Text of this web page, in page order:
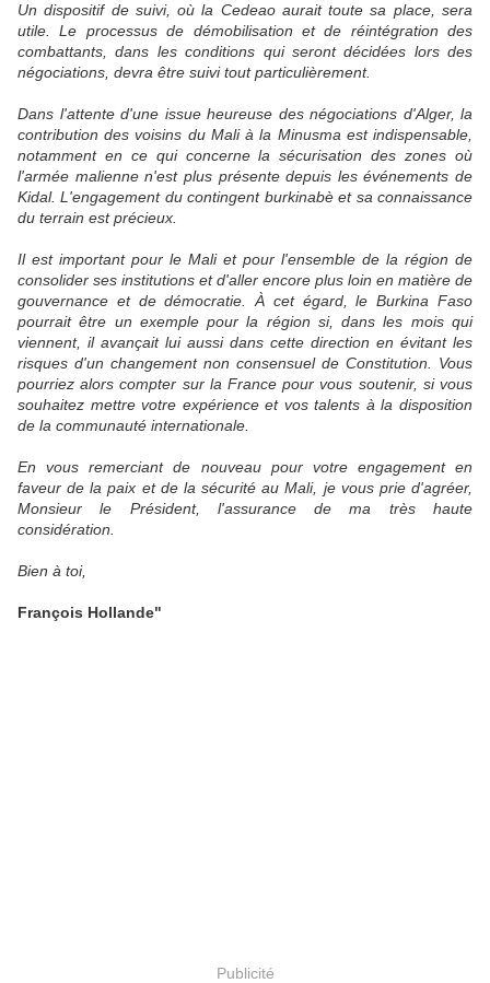
Un dispositif de suivi, où la Cedeao aurait toute sa place, sera
utile. Le processus de démobilisation et de réintégration des
combattants, dans les conditions qui seront décidées lors des
négociations, devra être suivi tout particulièrement.
Dans l'attente d'une issue heureuse des négociations d'Alger, la
contribution des voisins du Mali à la Minusma est indispensable,
notamment en ce qui concerne la sécurisation des zones où
l'armée malienne n'est plus présente depuis les événements de
Kidal. L'engagement du contingent burkinabè et sa connaissance
du terrain est précieux.
Il est important pour le Mali et pour l'ensemble de la région de
consolider ses institutions et d'aller encore plus loin en matière de
gouvernance et de démocratie. À cet égard, le Burkina Faso
pourrait être un exemple pour la région si, dans les mois qui
viennent, il avançait lui aussi dans cette direction en évitant les
risques d'un changement non consensuel de Constitution. Vous
pourriez alors compter sur la France pour vous soutenir, si vous
souhaitez mettre votre expérience et vos talents à la disposition
de la communauté internationale.
En vous remerciant de nouveau pour votre engagement en
faveur de la paix et de la sécurité au Mali, je vous prie d'agréer,
Monsieur le Président, l'assurance de ma très haute
considération.
Bien à toi,
François Hollande"
Publicité